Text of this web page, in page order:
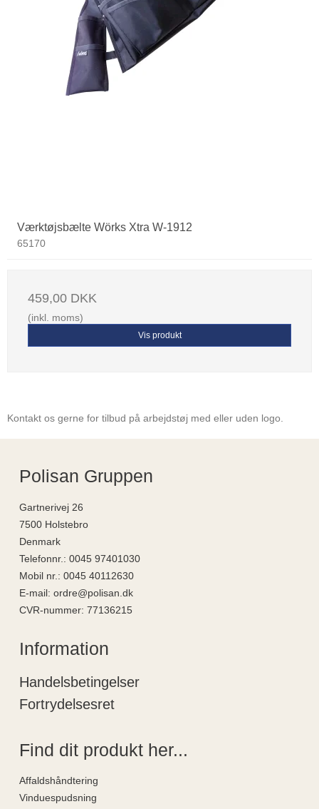
Værktøjsbælte Wörks Xtra W-1912
65170
459,00 DKK
(inkl. moms)
Vis produkt
Kontakt os gerne for tilbud på arbejdstøj med eller uden logo.
Polisan Gruppen
Gartnerivej 26
7500 Holstebro
Denmark
Telefonnr. : 0045 97401030
Mobil nr. : 0045 40112630
E-mail: ordre@polisan.dk
CVR-nummer: 77136215
Information
Handelsbetingelser
Fortrydelsesret
Find dit produkt her...
Affaldshåndtering
Vinduespudsning